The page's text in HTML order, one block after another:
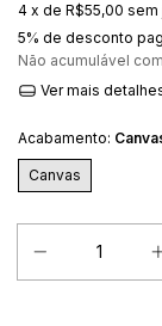
4 x de R$55,00 sem
5% de desconto
Não acumulável
Ver mais
Acabamento:
Canvas